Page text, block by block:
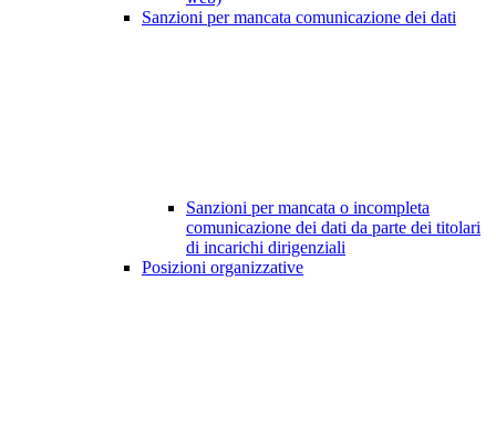
Sanzioni per mancata comunicazione dei dati
Sanzioni per mancata o incompleta
comunicazione dei dati da parte dei titolari
di incarichi dirigenziali
Posizioni organizzative